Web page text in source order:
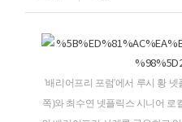
'배리어프리 포럼'에서 루시 황
쪽)와 최수연 넷플릭스 시니어 로